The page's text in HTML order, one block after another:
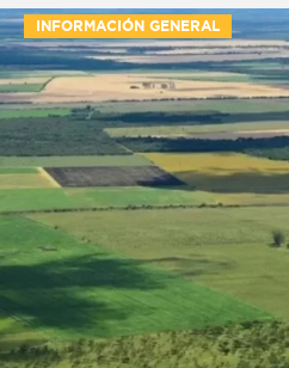
INFORMACIÓN GENERAL